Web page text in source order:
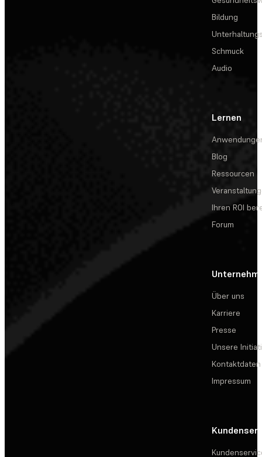
Bildung
Schmuck
Audio
Lernen
Blog
Ressourcen
Ihren ROI
Forum
Über uns
Karriere
Presse
Unsere
Kontaktdaten
Impressum